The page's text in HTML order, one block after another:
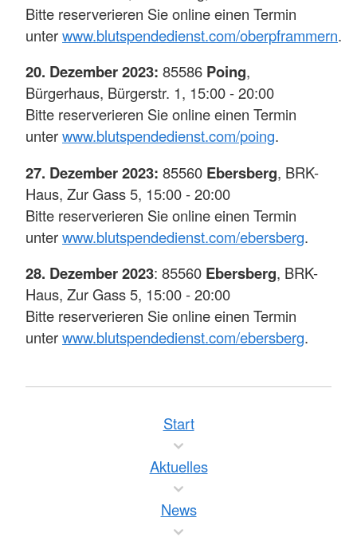
Bitte reserverieren Sie online einen Termin
unterwww.blutspendedienst.com/oberpframmern.
20. Dezember 2023: 85586 Poing,
Bürgerhaus, Bürgerstr. 1, 15:00 - 20:00
Bitte reserverieren Sie online einen Termin
unterwww.blutspendedienst.com/poing.
27. Dezember 2023: 85560 Ebersberg, BRK-
Haus, Zur Gass 5, 15:00 - 20:00
Bitte reserverieren Sie online einen Termin
unterwww.blutspendedienst.com/ebersberg.
28. Dezember 2023: 85560 Ebersberg, BRK-
Haus, Zur Gass 5, 15:00 - 20:00
Bitte reserverieren Sie online einen Termin
unterwww.blutspendedienst.com/ebersberg.
Start
Aktuelles
News